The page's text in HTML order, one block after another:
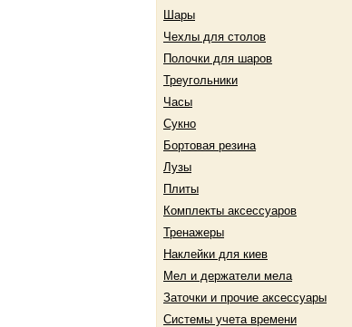
Шары
Чехлы для столов
Полочки для шаров
Треугольники
Часы
Сукно
Бортовая резина
Лузы
Плиты
Комплекты аксессуаров
Тренажеры
Наклейки для киев
Мел и держатели мела
Заточки и прочие аксессуары
Системы учета времени